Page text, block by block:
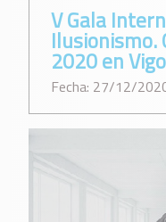
V Gala
Ilusionismo.
2020 en Vigo
Fecha: 27/12/